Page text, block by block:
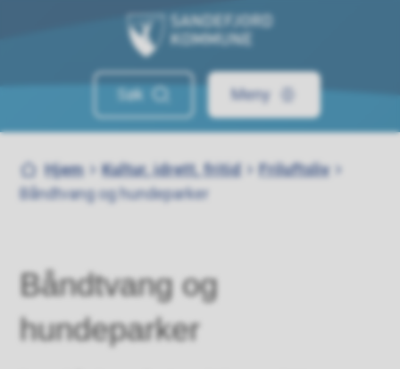
Sandefjord kommune
Søk Meny
Du er her:
Hjem Kultur, idrett, fritid
Friluftsliv
Båndtvang og hundeparker
Båndtvang og
hundeparker